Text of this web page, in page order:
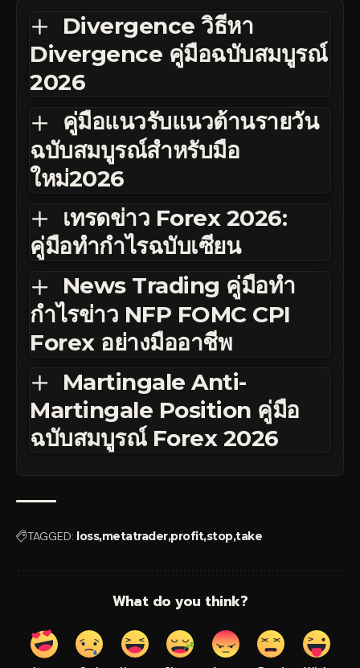
Divergence วิธีหา
Divergence คู่มือฉบับสมบูรณ์
2026
คู่มือแนวรับแนวต้านรายวัน
ฉบับสมบูรณ์สำหรับมือ
ใหม่2026
เทรดข่าว Forex 2026:
คู่มือทำกำไรฉบับเซียน
News Trading คู่มือทำ
กำไรข่าว NFP FOMC CPI
Forex อย่างมืออาชีพ
Martingale Anti-
Martingale Position คู่มือ
ฉบับสมบูรณ์ Forex 2026
TAGGED: lossmetatraderprofitstoptake
What do you think?